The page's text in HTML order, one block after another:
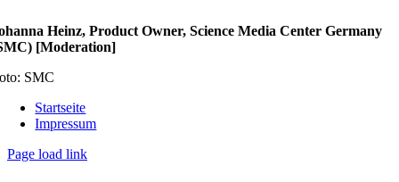
Heinz, Product Owner, Science Media Center Germany
[Moderation]
SMC
Startseite
Impressum
Page load link